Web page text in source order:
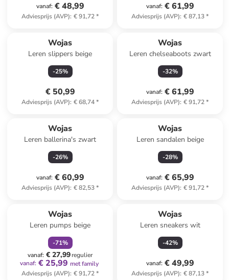
vanaf: € 48,99
Adviesprijs (AVP): € 91,72*
vanaf: € 61,99
Adviesprijs (AVP): € 87,13*
Wojas
Leren slippers beige
-25%
€ 50,99
Adviesprijs (AVP): € 68,74*
Wojas
Leren chelseaboots zwart
-32%
vanaf: € 61,99
Adviesprijs (AVP): € 91,72*
Wojas
Leren ballerina's zwart
-26%
vanaf: € 60,99
Adviesprijs (AVP): € 82,53*
Wojas
Leren sandalen beige
-28%
vanaf: € 65,99
Adviesprijs (AVP): € 91,72*
Wojas
Leren pumps beige
-71%
vanaf: € 27,99regulier
vanaf: € 25,99 met family
Adviesprijs (AVP): € 91,72*
Wojas
Leren sneakers wit
-42%
vanaf: € 49,99
Adviesprijs (AVP): € 87,13*